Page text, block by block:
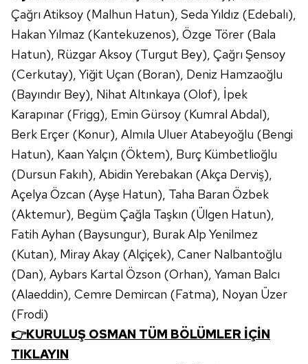
Çağrı Atiksoy (Malhun Hatun), Seda Yıldız (Edebalı),
Hakan Yılmaz (Kantekuzenos), Özge Törer (Bala
Hatun), Rüzgar Aksoy (Turgut Bey), Çağrı Şensoy
(Cerkutay), Yiğit Uçan (Boran), Deniz Hamzaoğlu
(Bayındır Bey), Nihat Altınkaya (Olof), İpek
Karapınar (Frigg), Emin Gürsoy (Kumral Abdal),
Berk Erçer (Konur), Almıla Uluer Atabeyoğlu (Bengi
Hatun), Kaan Yalçın (Öktem), Burç Kümbetlioğlu
(Dursun Fakıh), Abidin Yerebakan (Akça Derviş),
Açelya Özcan (Ayşe Hatun), Taha Baran Özbek
(Aktemur), Begüm Çağla Taşkın (Ülgen Hatun),
Fatih Ayhan (Baysungur), Burak Alp Yenilmez
(Kutan), Miray Akay (Alçiçek), Caner Nalbantoğlu
(Dan), Aybars Kartal Özson (Orhan), Yaman Balcı
(Alaeddin), Cemre Demircan (Fatma), Noyan Üzer
(Frodi)
👉KURULUŞ OSMAN TÜM BÖLÜMLER İÇİN
TIKLAYIN